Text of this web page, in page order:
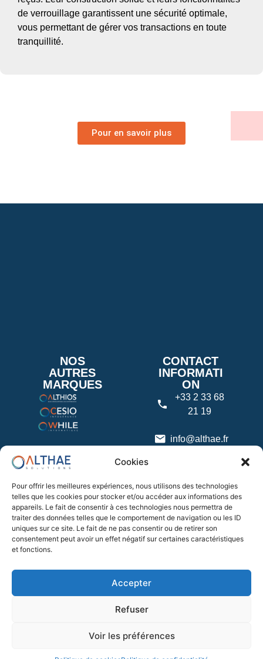
Cookies
Pour offrir les meilleures expériences, nous utilisons des technologies
telles que les cookies pour stocker et/ou accéder aux informations des
appareils. Le fait de consentir à ces technologies nous permettra de
traiter des données telles que le comportement de navigation ou les ID
uniques sur ce site. Le fait de ne pas consentir ou de retirer son
consentement peut avoir un effet négatif sur certaines caractéristiques
et fonctions.
Accepter
Refuser
Voir les préférences
de verrouillage garantissent une sécurité optimale,
vous permettant de gérer vos transactions en toute
tranquillité.
Pour en savoir plus
NOS
AUTRES
MARQUES
CONTACT
INFORMATI
ON
+33 2 33 68
21 19
info@althae.fr
La Croix
Vincent,
50240 Saint-
James